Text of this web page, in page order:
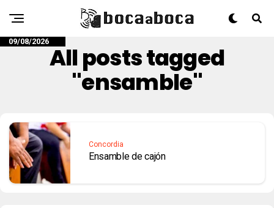
09/08/2026
All posts tagged
"ensamble"
Concordia
Ensamble de cajón